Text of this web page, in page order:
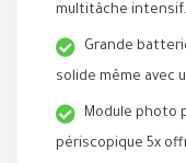
multitâche intensif.
Grande
solide même avec
Module photo
périscopique 5x